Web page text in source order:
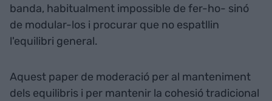
banda, habitualment impossible de fer-ho- sinó
de modular-los i procurar que no espatllin
l'equilibri general.
Aquest paper de moderació per al manteniment
dels equilibris i per mantenir la cohesió tradicional